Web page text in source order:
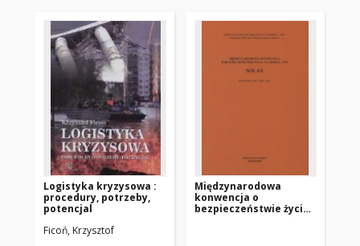
Logistyka kryzysowa :
procedury, potrzeby,
potencjal
Ficoń, Krzysztof
Międzynarodowa
konwencja o
bezpieczeństwie życia